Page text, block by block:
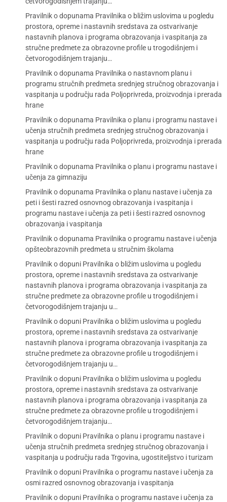
Pravilnik o dopunama Pravilnika o bližim uslovima u pogledu
prostora, opreme i nastavnih sredstava za ostvarivanje
nastavnih planova i programa obrazovanja i vaspitanja za
stručne predmete za obrazovne profile u trogodišnjem i
četvorogodišnjem trajanju…
Pravilnik o dopunama Pravilnika o nastavnom planu i
programu stručnih predmeta srednjeg stručnog obrazovanja i
vaspitanja u području rada Poljoprivreda, proizvodnja i prerada
hrane
Pravilnik o dopunama Pravilnika o planu i programu nastave i
učenja stručnih predmeta srednjeg stručnog obrazovanja i
vaspitanja u području rada Poljoprivreda, proizvodnja i prerada
hrane
Pravilnik o dopunama Pravilnika o planu i programu nastave i
učenja za gimnaziju
Pravilnik o dopunama Pravilnika o planu nastave i učenja za
peti i šesti razred osnovnog obrazovanja i vaspitanja i
programu nastave i učenja za peti i šesti razred osnovnog
obrazovanja i vaspitanja
Pravilnik o dopunama Pravilnika o programu nastave i učenja
opšteobrazovnih predmeta u stručnim školama
Pravilnik o dopuni Pravilnika o bližim uslovima u pogledu
prostora, opreme i nastavnih sredstava za ostvarivanje
nastavnih planova i programa obrazovanja i vaspitanja za
stručne predmete za obrazovne profile u trogodišnjem i
četvorogodišnjem trajanju u…
Pravilnik o dopuni Pravilnika o bližim uslovima u pogledu
prostora, opreme i nastavnih sredstava za ostvarivanje
nastavnih planova i programa obrazovanja i vaspitanja za
stručne predmete za obrazovne profile u trogodišnjem i
četvorogodišnjem trajanju u…
Pravilnik o dopuni Pravilnika o bližim uslovima u pogledu
prostora, opreme i nastavnih sredstava za ostvarivanje
nastavnih planova i programa obrazovanja i vaspitanja za
stručne predmete za obrazovne profile u trogodišnjem i
četvorogodišnjem trajanju…
Pravilnik o dopuni Pravilnika o planu i programu nastave i
učenja stručnih predmeta srednjeg stručnog obrazovanja i
vaspitanja u području rada Trgovina, ugostiteljstvo i turizam
Pravilnik o dopuni Pravilnika o programu nastave i učenja za
osmi razred osnovnog obrazovanja i vaspitanja
Pravilnik o dopuni Pravilnika o programu nastave i učenja za